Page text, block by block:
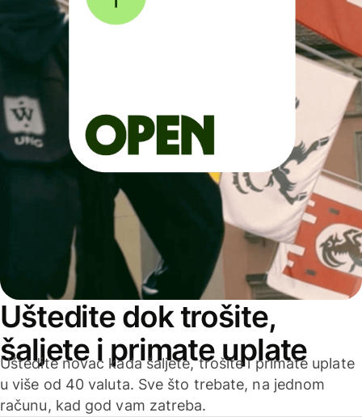
Uštedite dok trošite,
šaljete i primate uplate
Uštedite novac kada šaljete, trošite i primate uplate
u više od 40 valuta. Sve što trebate, na jednom
računu, kad god vam zatreba.